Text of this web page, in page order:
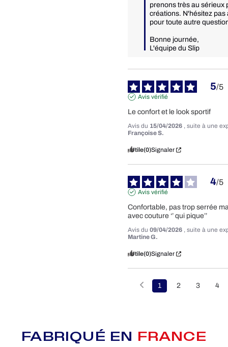
prenons très au sérieux
créations. N'hésitez pas
pour toute autre
Bonne journée,
L'équipe du Slip
5/5
Avis vérifié
Le confort et le look sportif
Avis du 15/04/2026 , suite à une
Françoise S.
Utile(0)Signaler
4/5
Avis vérifié
Confortable, pas trop serrée
avec couture ‘’ qui pique’’
Avis du 09/04/2026 , suite à une
Martine G.
Utile(0)Signaler
1 2 3 4
FABRIQUÉ EN FRANCE